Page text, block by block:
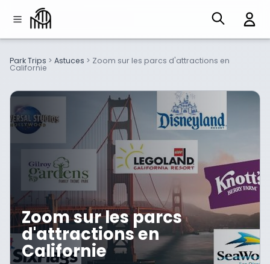
Park Trips > Astuces > Zoom sur les parcs d'attractions en
Californie
Zoom sur les parcs
d'attractions en
Californie